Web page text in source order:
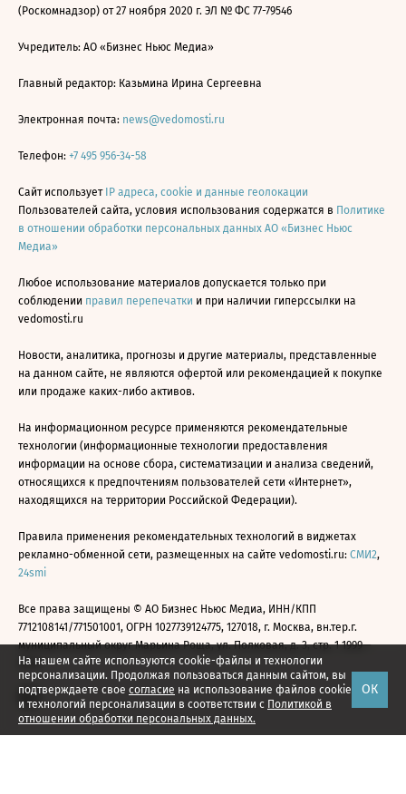
На нашем сайте используются cookie-файлы и технологии
персонализации. Продолжая пользоваться данным сайтом, вы
подтверждаете свое согласие на использование файлов cookie
и технологий персонализации в соответствии с Политикой в
отношении обработки персональных данных.
ОК
(Роскомнадзор) от 27 ноября 2020 г. ЭЛ № ФС 77-79546
Учредитель: АО «Бизнес Ньюс Медиа»
Главный редактор: Казьмина Ирина Сергеевна
Электронная почта: news@vedomosti.ru
Телефон: +7 495 956-34-58
Сайт использует IP адреса, cookie и данные геолокации
Пользователей сайта, условия использования содержатся в Политике
в отношении обработки персональных данных АО «Бизнес Ньюс
Медиа»
Любое использование материалов допускается только при
соблюдении правил перепечатки и при наличии гиперссылки на
vedomosti.ru
Новости, аналитика, прогнозы и другие материалы, представленные
на данном сайте, не являются офертой или рекомендацией к покупке
или продаже каких-либо активов.
На информационном ресурсе применяются рекомендательные
технологии (информационные технологии предоставления
информации на основе сбора, систематизации и анализа сведений,
относящихся к предпочтениям пользователей сети «Интернет»,
находящихся на территории Российской Федерации).
Правила применения рекомендательных технологий в виджетах
рекламно-обменной сети, размещенных на сайте vedomosti.ru: СМИ2,
24smi
Все права защищены © АО Бизнес Ньюс Медиа, ИНН/КПП
7712108141/771501001, ОГРН 1027739124775, 127018, г. Москва, вн.тер.г.
муниципальный округ Марьина Роща, ул. Полковая, д. 3, стр. 1 1999—
2026